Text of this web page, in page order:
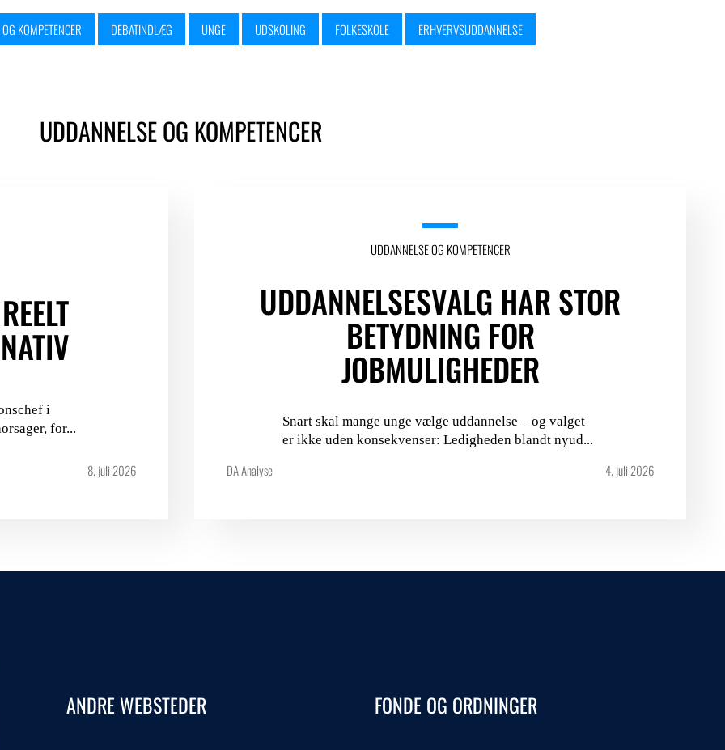
KOMPETENCER DEBATINDLÆG UNGE UDSKOLING FOLKESKOLE ERHVERVSUDDANNELSE
UDDANNELSE OG KOMPETENCER
i
for...
8. juli 2026
UDDANNELSE OG KOMPETENCER
UDDANNELSESVALG HAR STOR
BETYDNING FOR
JOBMULIGHEDER
Snart skal mange unge vælge uddannelse – og valget
er ikke uden konsekvenser: Ledigheden blandt nyud...
DA Analyse 4. juli 2026
ANDRE WEBSTEDER FONDE OG ORDNINGER